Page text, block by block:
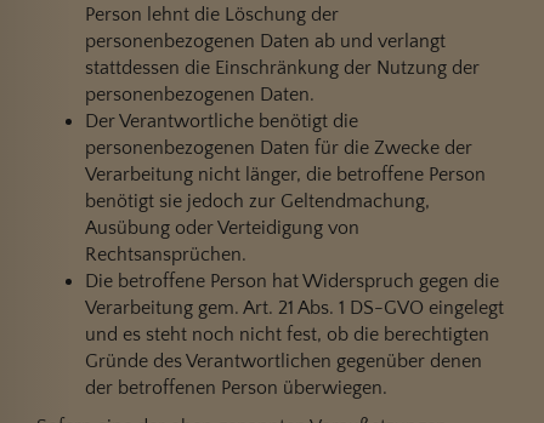
Person lehnt die Löschung der
personenbezogenen Daten ab und verlangt
stattdessen die Einschränkung der Nutzung der
personenbezogenen Daten.
Der Verantwortliche benötigt die
personenbezogenen Daten für die Zwecke der
Verarbeitung nicht länger, die betroffene Person
benötigt sie jedoch zur Geltendmachung,
Ausübung oder Verteidigung von
Rechtsansprüchen.
Die betroffene Person hat Widerspruch gegen die
Verarbeitung gem. Art. 21 Abs. 1 DS-GVO eingelegt
und es steht noch nicht fest, ob die berechtigten
Gründe des Verantwortlichen gegenüber denen
der betroffenen Person überwiegen.